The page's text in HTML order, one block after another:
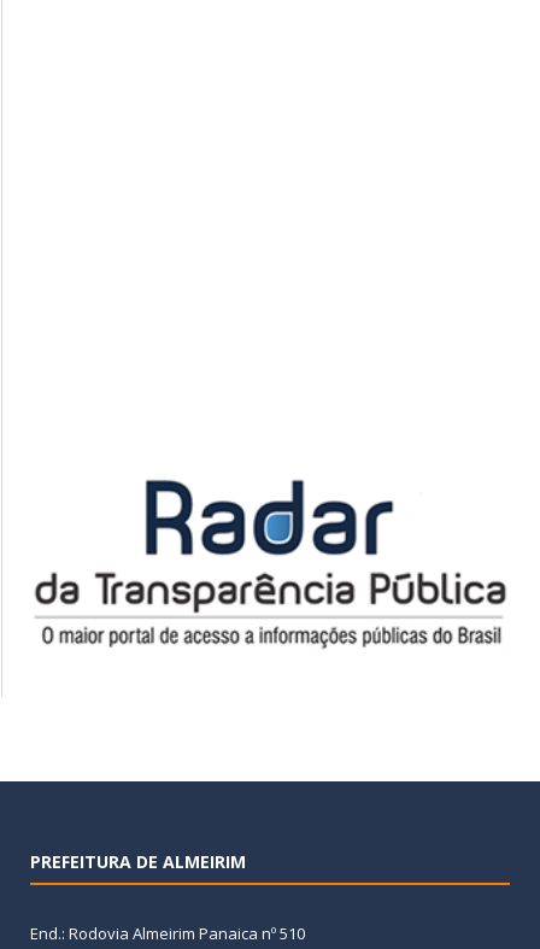
PREFEITURA DE ALMEIRIM
End.: Rodovia Almeirim Panaica nº 510